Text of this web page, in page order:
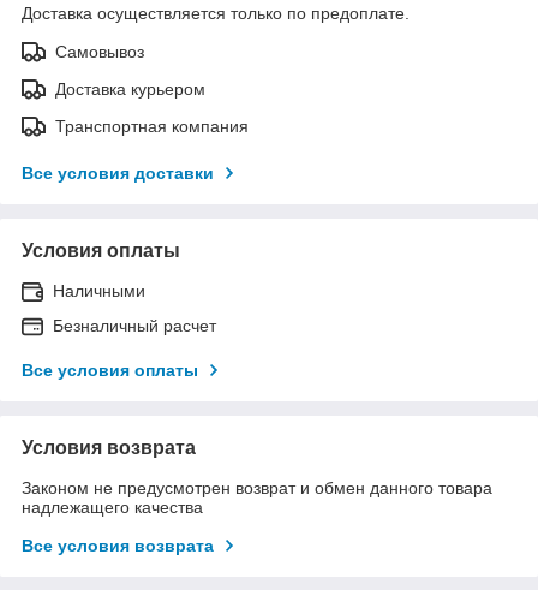
Доставка осуществляется только по предоплате.
Самовывоз
Доставка курьером
Транспортная компания
Все условия доставки
Условия оплаты
Наличными
Безналичный расчет
Все условия оплаты
Условия возврата
Законом не предусмотрен возврат и обмен данного товара
надлежащего качества
Все условия возврата